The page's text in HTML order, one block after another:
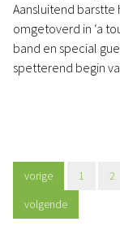
Aansluitend
omgetoverd in ‘a
band en special
spetterend begin
vorige 1 2
volgende